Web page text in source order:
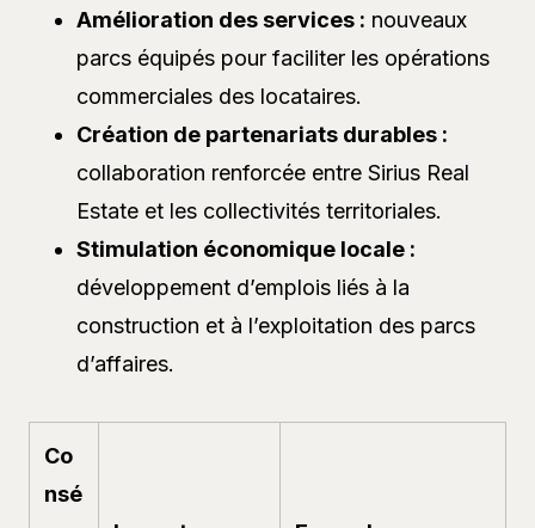
Amélioration des services : nouveaux
parcs équipés pour faciliter les opérations
commerciales des locataires.
Création de partenariats durables :
collaboration renforcée entre Sirius Real
Estate et les collectivités territoriales.
Stimulation économique locale :
développement d’emplois liés à la
construction et à l’exploitation des parcs
d’affaires.
Co
nsé